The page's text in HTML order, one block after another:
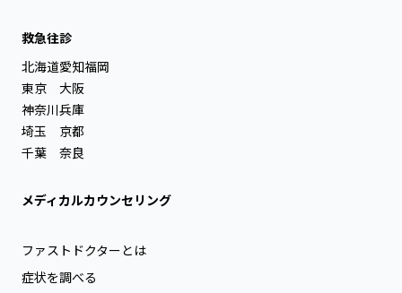
救急往診
北海道
東京
神奈川
埼玉
千葉
愛知
大阪
兵庫
京都
奈良
福岡
メディカルカウンセリング
ファストドクターとは
症状を調べる